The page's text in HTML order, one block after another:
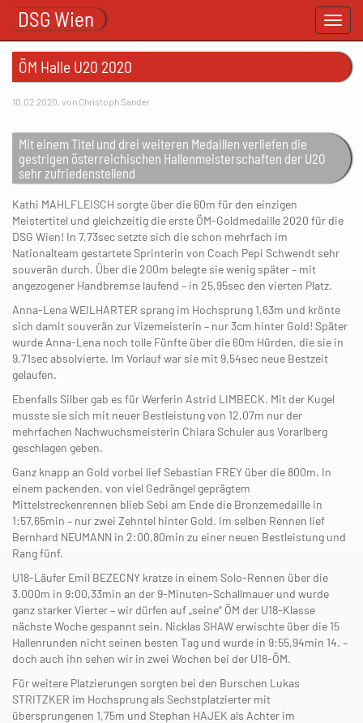
Toggle
DSG Wien
ÖM Halle U20 2020
10.02.2020, von Christoph Sander
Mit einem Titel und drei weiteren Medaillen verliefen die
gestrigen österreichischen Hallenmeisterschaften der U20
sehr zufriedenstellend
Kathi MAHLFLEISCH sorgte über die 60m für den einzigen
Meistertitel und gleichzeitig die erste ÖM-Goldmedaille 2020 für die
DSG Wien! In 7,73sec setzte sich die schon mehrfach im
Nationalteam gestartete Sprinterin von Coach Pepi Schwendt sehr
souverän durch. Über die 200m belegte sie wenig später – mit
angezogener Handbremse laufend – in 25,95sec den vierten Platz.
Anna-Lena WEILHARTER sprang im Hochsprung 1,63m und krönte
sich damit souverän zur Vizemeisterin – nur 3cm hinter Gold! Später
wurde Anna-Lena noch tolle Fünfte über die 60m Hürden, die sie in
9,71sec absolvierte. Im Vorlauf war sie mit 9,54sec neue Bestzeit
gelaufen.
Ebenfalls Silber gab es für Werferin Astrid LIMBECK. Mit der Kugel
musste sie sich mit neuer Bestleistung von 12,07m nur der
mehrfachen Nachwuchsmeisterin Chiara Schuler aus Vorarlberg
geschlagen geben.
Ganz knapp an Gold vorbei lief Sebastian FREY über die 800m. In
einem packenden, von viel Gedrängel geprägtem
Mittelstreckenrennen blieb Sebi am Ende die Bronzemedaille in
1:57,65min – nur zwei Zehntel hinter Gold. Im selben Rennen lief
Bernhard NEUMANN in 2:00,80min zu einer neuen Bestleistung und
Rang fünf.
U18-Läufer Emil BEZECNY kratze in einem Solo-Rennen über die
3.000m in 9:00,33min an der 9-Minuten-Schallmauer und wurde
ganz starker Vierter – wir dürfen auf „seine“ ÖM der U18-Klasse
nächste Woche gespannt sein. Nicklas SHAW erwischte über die 15
Hallenrunden nicht seinen besten Tag und wurde in 9:55,94min 14. –
doch auch ihn sehen wir in zwei Wochen bei der U18-ÖM.
Für weitere Platzierungen sorgten bei den Burschen Lukas
STRITZKER im Hochsprung als Sechstplatzierter mit
übersprungenen 1,75m und Stephan HAJEK als Achter im